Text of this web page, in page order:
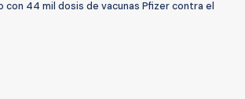
44 mil dosis de vacunas Pfizer contra el